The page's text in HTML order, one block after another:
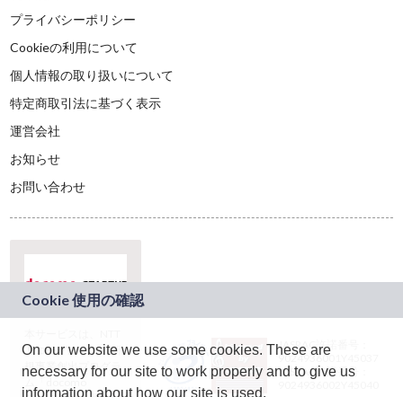
On our website we use some cookies. These are
necessary for our site to work properly and to give us
information about how our site is used.
プライバシーポリシー
Cookieの利用について
個人情報の取り扱いについて
特定商取引法に基づく表示
運営会社
お知らせ
お問い合わせ
ドコモグループの新
規事業創出プログラ
ム「docomo
JASRAC許諾番号：
9024936001Y45037
JASRAC許諾番号：